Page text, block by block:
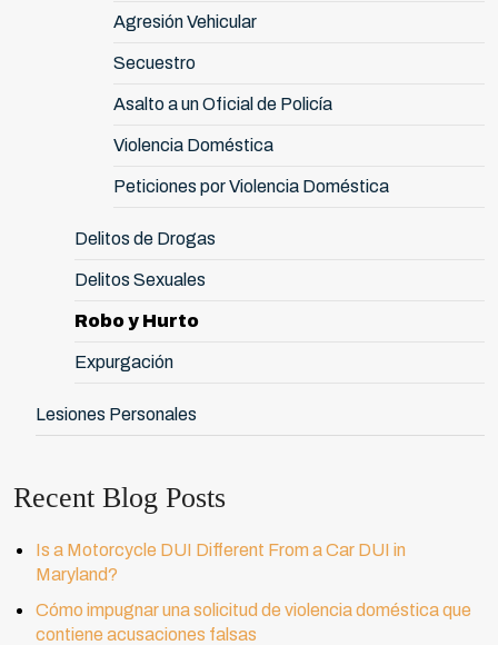
Agresión Vehicular
Secuestro
Asalto a un Oficial de Policía
Violencia Doméstica
Peticiones por Violencia Doméstica
Delitos de Drogas
Delitos Sexuales
Robo y Hurto
Expurgación
Lesiones Personales
Recent Blog Posts
Is a Motorcycle DUI Different From a Car DUI in
Maryland?
Cómo impugnar una solicitud de violencia doméstica que
contiene acusaciones falsas